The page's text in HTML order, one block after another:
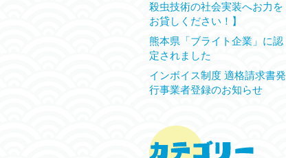
殺虫技術の社会実装へお力を
お貸しください！】
熊本県「ブライト企業」に認
定されました
インボイス制度 適格請求書発
行事業者登録のお知らせ